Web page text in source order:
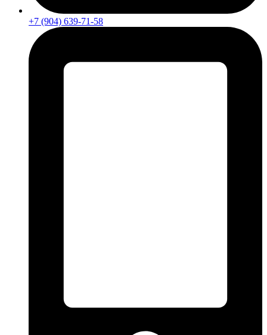
+7 (904) 639-71-58